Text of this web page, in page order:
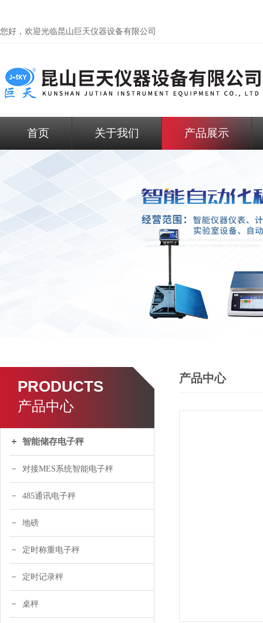
您好，欢迎光临昆山巨天仪器设备有限公司
首页 关于我们 产品展示
PRODUCTS
产品中心
智能储存电子秤
对接MES系统智能电子秤
485通讯电子秤
地磅
定时称重电子秤
定时记录秤
桌秤
产品中心